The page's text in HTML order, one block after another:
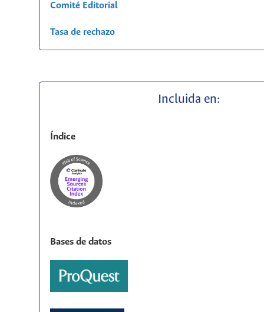
Comité Editorial
Tasa de rechazo
Incluida en:
Índice
Bases de datos